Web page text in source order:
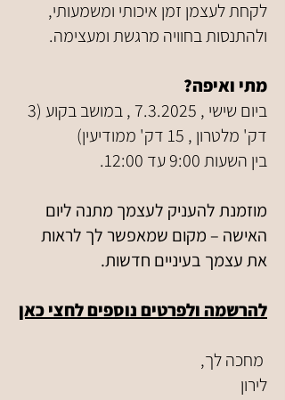
לקחת לעצמן זמן איכותי ומשמעותי,
ולהתנסות בחוויה מרגשת ומעצימה.
מתי ואיפה?
ביום שישי , 7.3.2025 , במושב בקוע (3
דק' מלטרון , 15 דק' ממודיעין)
בין השעות 9:00 עד 12:00.
מוזמנת להעניק לעצמך מתנה ליום
האישה – מקום שמאפשר לך לראות
את עצמך בעיניים חדשות.
להרשמה ולפרטים נוספים לחצי כאן
מחכה לך,
לירון